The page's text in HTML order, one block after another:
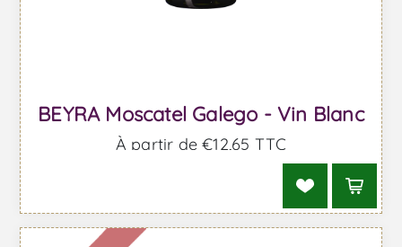
BEYRA Moscatel Galego - Vin Blanc
À partir de €12,65 TTC